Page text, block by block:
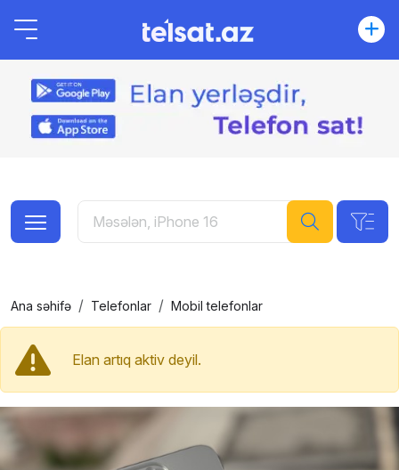
Ana səhifə Telefonlar Mobil telefonlar
Elan artıq aktiv deyil.